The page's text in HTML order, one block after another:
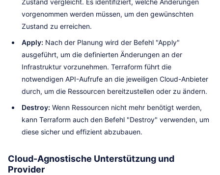
Zustand vergleicht. Es identifiziert, welche Änderungen
vorgenommen werden müssen, um den gewünschten
Zustand zu erreichen.
Apply: Nach der Planung wird der Befehl "Apply"
ausgeführt, um die definierten Änderungen an der
Infrastruktur vorzunehmen. Terraform führt die
notwendigen API-Aufrufe an die jeweiligen Cloud-Anbieter
durch, um die Ressourcen bereitzustellen oder zu ändern.
Destroy: Wenn Ressourcen nicht mehr benötigt werden,
kann Terraform auch den Befehl "Destroy" verwenden, um
diese sicher und effizient abzubauen.
Cloud-Agnostische Unterstützung und
Provider